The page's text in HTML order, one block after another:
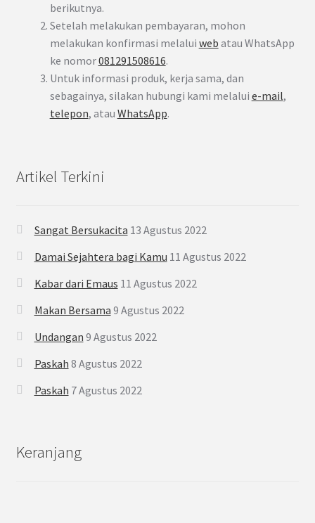
berikutnya.
Setelah melakukan pembayaran, mohon
melakukan konfirmasi melalui web atau WhatsApp
ke nomor081291508616.
Untuk informasi produk, kerja sama, dan
sebagainya, silakan hubungi kami melalui e-mail,
telepon, atau WhatsApp.
Artikel Terkini
Sangat Bersukacita 13 Agustus 2022
Damai Sejahtera bagi Kamu 11 Agustus 2022
Kabar dari Emaus 11 Agustus 2022
Makan Bersama 9 Agustus 2022
Undangan 9 Agustus 2022
Paskah 8 Agustus 2022
Paskah 7 Agustus 2022
Keranjang